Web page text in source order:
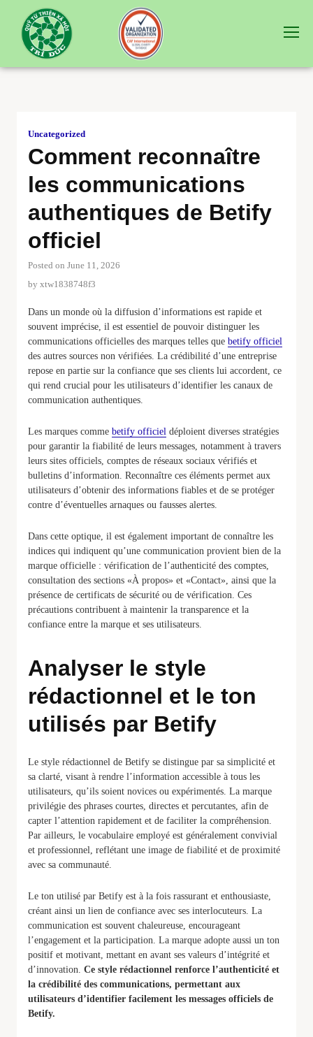
Uncategorized
Comment reconnaître
les communications
authentiques de Betify
officiel
Posted on June 11, 2026
by xtw1838748f3
Dans un monde où la diffusion d’informations est rapide et
souvent imprécise, il est essentiel de pouvoir distinguer les
communications officielles des marques telles que betify officiel
des autres sources non vérifiées. La crédibilité d’une entreprise
repose en partie sur la confiance que ses clients lui accordent, ce
qui rend crucial pour les utilisateurs d’identifier les canaux de
communication authentiques.
Les marques comme betify officiel déploient diverses stratégies
pour garantir la fiabilité de leurs messages, notamment à travers
leurs sites officiels, comptes de réseaux sociaux vérifiés et
bulletins d’information. Reconnaître ces éléments permet aux
utilisateurs d’obtenir des informations fiables et de se protéger
contre d’éventuelles arnaques ou fausses alertes.
Dans cette optique, il est également important de connaître les
indices qui indiquent qu’une communication provient bien de la
marque officielle : vérification de l’authenticité des comptes,
consultation des sections «À propos» et «Contact», ainsi que la
présence de certificats de sécurité ou de vérification. Ces
précautions contribuent à maintenir la transparence et la
confiance entre la marque et ses utilisateurs.
Analyser le style
rédactionnel et le ton
utilisés par Betify
Le style rédactionnel de Betify se distingue par sa simplicité et
sa clarté, visant à rendre l’information accessible à tous les
utilisateurs, qu’ils soient novices ou expérimentés. La marque
privilégie des phrases courtes, directes et percutantes, afin de
capter l’attention rapidement et de faciliter la compréhension.
Par ailleurs, le vocabulaire employé est généralement convivial
et professionnel, reflétant une image de fiabilité et de proximité
avec sa communauté.
Le ton utilisé par Betify est à la fois rassurant et enthousiaste,
créant ainsi un lien de confiance avec ses interlocuteurs. La
communication est souvent chaleureuse, encourageant
l’engagement et la participation. La marque adopte aussi un ton
positif et motivant, mettant en avant ses valeurs d’intégrité et
d’innovation. Ce style rédactionnel renforce l’authenticité et
la crédibilité des communications, permettant aux
utilisateurs d’identifier facilement les messages officiels de
Betify.